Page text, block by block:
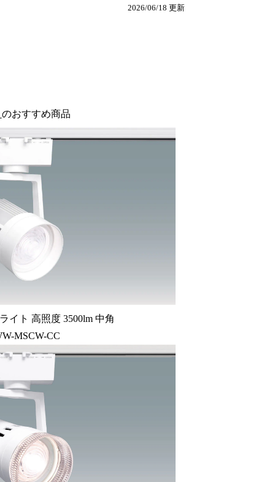
2026/06/18 更新
のおすすめ商品
イト 高照度 3500lm 中角
MSCW-CC